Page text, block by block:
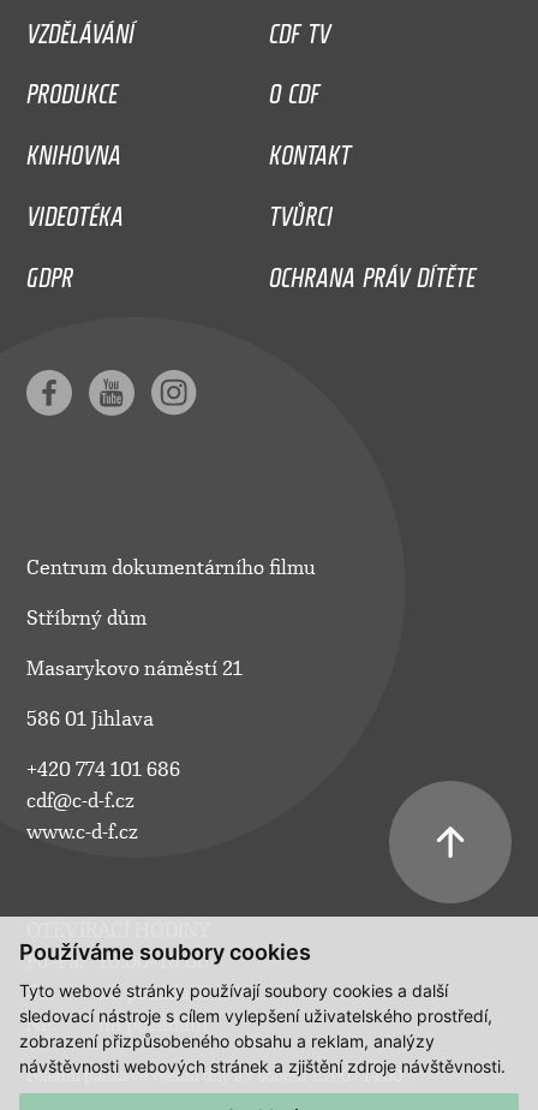
Používáme soubory cookies
Tyto webové stránky používají soubory cookies a další
sledovací nástroje s cílem vylepšení uživatelského prostředí,
zobrazení přizpůsobeného obsahu a reklam, analýzy
návštěvnosti webových stránek a zjištění zdroje návštěvnosti.
VZDĚLÁVÁNÍ
CDF TV
PRODUKCE
O CDF
KNIHOVNA
KONTAKT
VIDEOTÉKA
TVŮRCI
GDPR
OCHRANA PRÁV DÍTĚTE
Centrum dokumentárního filmu
Stříbrný dům
Masarykovo náměstí 21
586 01 Jihlava
+420 774 101 686
cdf@c-d-f.cz
www.c-d-f.cz
Po–Pá:
10.00–18.00
So:
na požádání
Ne:
na požádání
Polední pauza ve všední dny a v sobotu 13:00 - 14:00.